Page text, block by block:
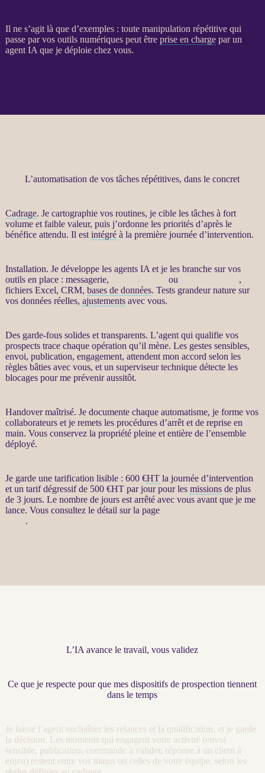
Il ne s’agit là que d’exemples : toute manipulation répétitive qui
passe par vos outils numériques peut être prise en chargepar un
agent IA que je déploie chez vous.
L’automatisation de vos tâches répétitives, dans le concret
Cadrage. Je cartographie vos routines, je cible les tâches à fort
volume et faible valeur, puis j’ordonne les priorités d’après le
bénéfice attendu. Il est intégréà la première journée d’intervention.
Installation. Je développe les agents IA et je les branche sur vos
outils en place : messagerie,
ou
,
fichiers Excel, CRM, bases de données. Tests grandeur nature sur
vos donnéesréelles, ajustementsavec vous.
Des garde-foussolides et transparents. L’agentqui qualifie vos
prospectstrace chaque opération qu’il mène. Les gestes sensibles,
envoi, publication, engagement, attendent mon accord selon les
règles bâties avec vous, et un superviseur technique détecte les
blocages pour me prévenir aussitôt.
Handover maîtrisé. Je documente chaque automatisme, je forme vos
collaborateurs et je remets les procédures d’arrêt et de reprise en
main. Vous conservez la propriété pleine et entière de l’ensemble
déployé.
Je garde une tarification lisible : 600 €HTla journée d’intervention
et un tarif dégressif de 500 €HTpar jour pour les missionsde plus
de 3 jours. Le nombre de jours est arrêté avec vous avant que je me
lance. Vous consultez le détail sur la page
.
L’IA avance le travail, vous validez
Ce que je respecte pour que mes dispositifs de prospection tiennent
dans le temps
Je laisse l’agent enchaîner les relances et la qualification, et je garde
la décision. Les moments qui engagent votre activité (envoi
sensible, publication, commande à valider, réponse à un client à
enjeu) restent entre vos mains ou celles de votre équipe, selon les